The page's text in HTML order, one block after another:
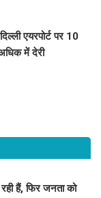
एयरपोर्ट पर 10
में देरी
हैं, फिर जनता को